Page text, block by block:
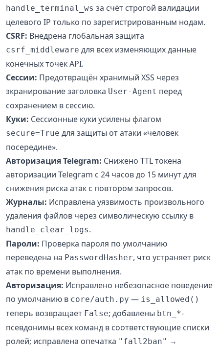
handle_terminal_ws за счёт строгой валидации
целевого IP только по зарегистрированным нодам.
CSRF: Внедрена глобальная защита
csrf_middleware для всех изменяющих данные
конечных точек API.
Сессии: Предотвращён хранимый XSS через
экранирование заголовка User-Agent перед
сохранением в сессию.
Куки: Сессионные куки усилены флагом
secure=True для защиты от атаки «человек
посередине».
Авторизация Telegram: Снижено TTL токена
авторизации Telegram с 24 часов до 15 минут для
снижения риска атак с повтором запросов.
Журналы: Исправлена уязвимость произвольного
удаления файлов через символическую ссылку в
handle_clear_logs.
Пароли: Проверка пароля по умолчанию
переведена на PasswordHasher, что устраняет риск
атак по времени выполнения.
Авторизация: Исправлено небезопасное поведение
по умолчанию в core/auth.py — is_allowed()
теперь возвращает False; добавлены btn_*-
псевдонимы всех команд в соответствующие списки
ролей; исправлена опечатка "fall2ban" →